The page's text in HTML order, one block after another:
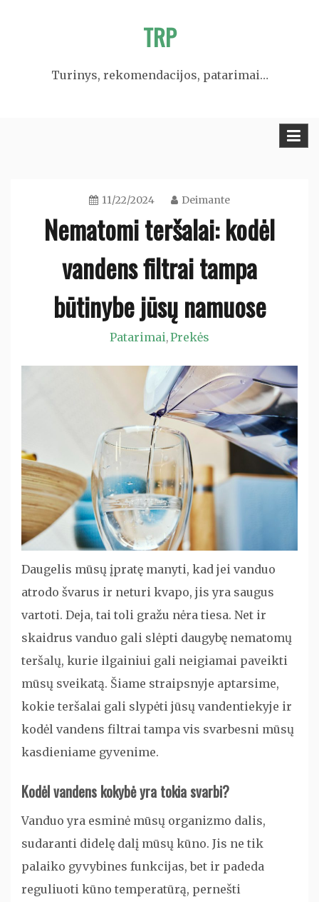
TRP
Turinys, rekomendacijos, patarimai…
11/22/2024 Deimante
Nematomi teršalai: kodėl
vandens filtrai tampa
būtinybe jūsų namuose
Patarimai,Prekės
Daugelis mūsų įpratę manyti, kad jei vanduo
atrodo švarus ir neturi kvapo, jis yra saugus
vartoti. Deja, tai toli gražu nėra tiesa. Net ir
skaidrus vanduo gali slėpti daugybę nematomų
teršalų, kurie ilgainiui gali neigiamai paveikti
mūsų sveikatą. Šiame straipsnyje aptarsime,
kokie teršalai gali slypėti jūsų vandentiekyje ir
kodėl vandens filtrai tampa vis svarbesni mūsų
kasdieniame gyvenime.
Kodėl vandens kokybė yra tokia svarbi?
Vanduo yra esminė mūsų organizmo dalis,
sudaranti didelę dalį mūsų kūno. Jis ne tik
palaiko gyvybines funkcijas, bet ir padeda
reguliuoti kūno temperatūrą, pernešti